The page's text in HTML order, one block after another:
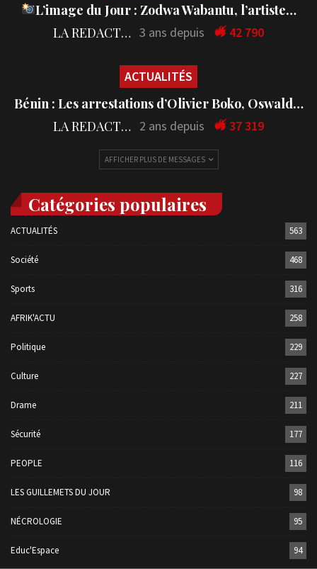
L’image du Jour : Zodwa Wabantu, l’artiste…
LA REDACTION 3 ans depuis 42 790
ACTUALITÉS
Bénin : Les arrestations d’Olivier Boko, Oswald…
LA REDACTION 2 ans depuis 37 319
AFFICHER PLUS DE MESSAGES
Catégories populaires
ACTUALITÉS 563
Société 468
Sports 316
AFRIK'ACTU 258
Politique 229
Culture 227
Drame 211
Sécurité 177
PEOPLE 116
LES GUILLEMETS DU JOUR 98
NÉCROLOGIE 95
Educ'Espace 94